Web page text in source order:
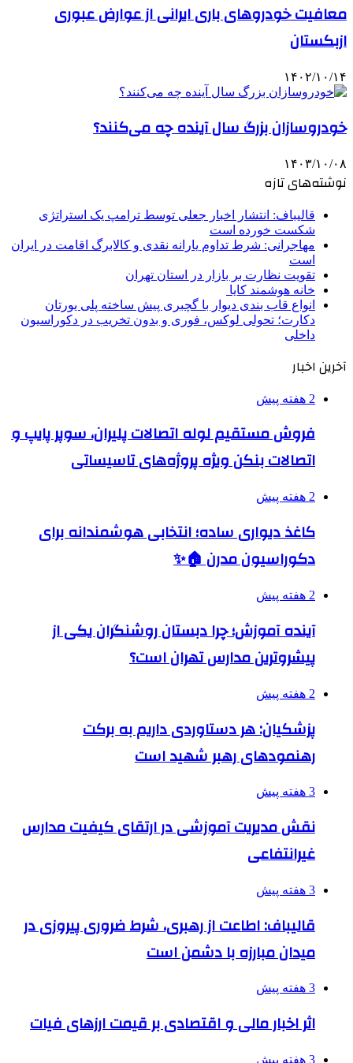
معافیت خودروهای باری ایرانی از عوارض عبوری
ازبکستان
۱۴۰۲/۱۰/۱۴
خودروسازان بزرگ سال آینده چه می‌کنند؟
۱۴۰۳/۱۰/۰۸
نوشته‌های تازه
قالیباف: انتشار اخبار جعلی توسط ترامپ یک استراتژی
شکست خورده است
مهاجرانی: شرط تداوم یارانه نقدی و کالابرگ اقامت در ایران
است
تقویت نظارت بر بازار در استان تهران
خانه هوشمند کایا
انواع قاب بندی دیوار با گچبری پیش ساخته پلی یورتان
دکارت؛ تحولی لوکس، فوری و بدون تخریب در دکوراسیون
داخلی
آخرین اخبار
2 هفته پیش
فروش مستقیم لوله اتصالات پلیران، سوپر پایپ و
اتصالات بنکن ویژه پروژه‌های تاسیساتی
2 هفته پیش
کاغذ دیواری ساده؛ انتخابی هوشمندانه برای
دکوراسیون مدرن 🏠✨
2 هفته پیش
آینده آموزش؛ چرا دبستان روشنگران یکی از
پیشروترین مدارس تهران است؟
2 هفته پیش
پزشکیان: هر دستاوردی داریم به برکت
رهنمودهای رهبر شهید است
3 هفته پیش
نقش مدیریت آموزشی در ارتقای کیفیت مدارس
غیرانتفاعی
3 هفته پیش
قالیباف: اطاعت از رهبری، شرط ضروری پیروزی در
میدان مبارزه با دشمن است
3 هفته پیش
اثر اخبار مالی و اقتصادی بر قیمت ارزهای فیات
3 هفته پیش